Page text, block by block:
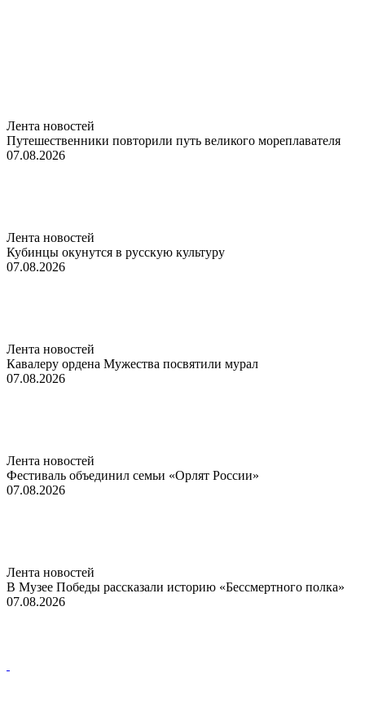
Лента новостей
Путешественники повторили путь великого мореплавателя
07.08.2026
Лента новостей
Кубинцы окунутся в русскую культуру
07.08.2026
Лента новостей
Кавалеру ордена Мужества посвятили мурал
07.08.2026
Лента новостей
Фестиваль объединил семьи «Орлят России»
07.08.2026
Лента новостей
В Музее Победы рассказали историю «Бессмертного полка»
07.08.2026